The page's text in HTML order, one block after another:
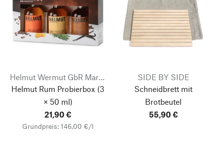
Helmut Wermut GbR Markus Weiß
Helmut Rum Probierbox (3
× 50 ml)
21,90 €
Grundpreis: 146,00 €/l
SIDE BY SIDE
Schneidbrett mit
Brotbeutel
55,90 €